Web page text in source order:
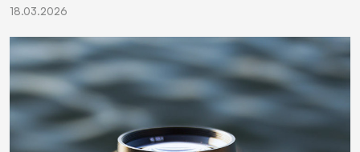
18.03.2026